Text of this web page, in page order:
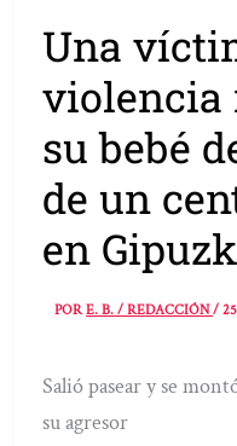
Una
violencia
su bebé
de un
en
PORE. B. / REDACCIÓN/
Salió pasear y se
su agresor